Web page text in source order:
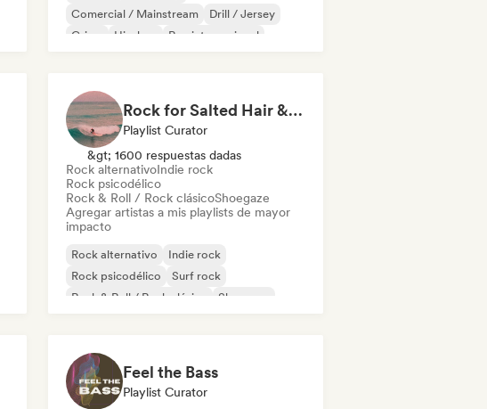
Comercial / Mainstream
Drill / Jersey
Grime
Hip-hop
Rap internacional
Rock for Salted Hair & Sandy Toes
Playlist Curator
&gt; 1600 respuestas dadas
Rock alternativoIndie rock
Rock psicodélico
Rock & Roll / Rock clásicoShoegaze
Agregar artistas a mis playlists de mayor
impacto
Rock alternativo
Indie rock
Rock psicodélico
Surf rock
Rock & Roll / Rock clásico
Shoegaze
Feel the Bass
Playlist Curator